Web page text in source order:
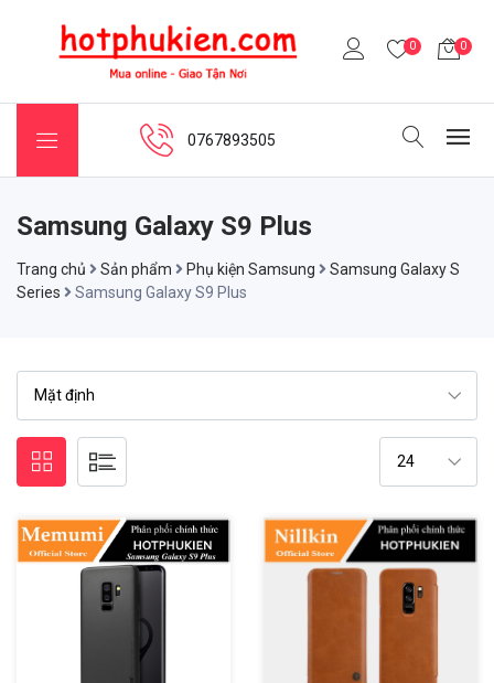
0 0
0767893505
Samsung Galaxy S9 Plus
Trang chủ Sản phẩm Phụ kiện Samsung
Samsung Galaxy S
Series
Samsung Galaxy S9 Plus